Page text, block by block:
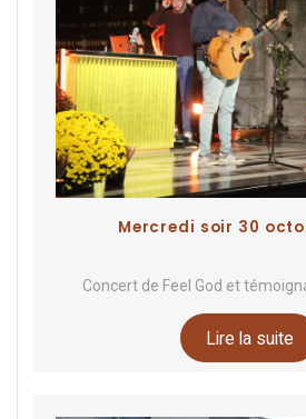
Mercredi soir 30
Concert de Feel God et
Lire la suite